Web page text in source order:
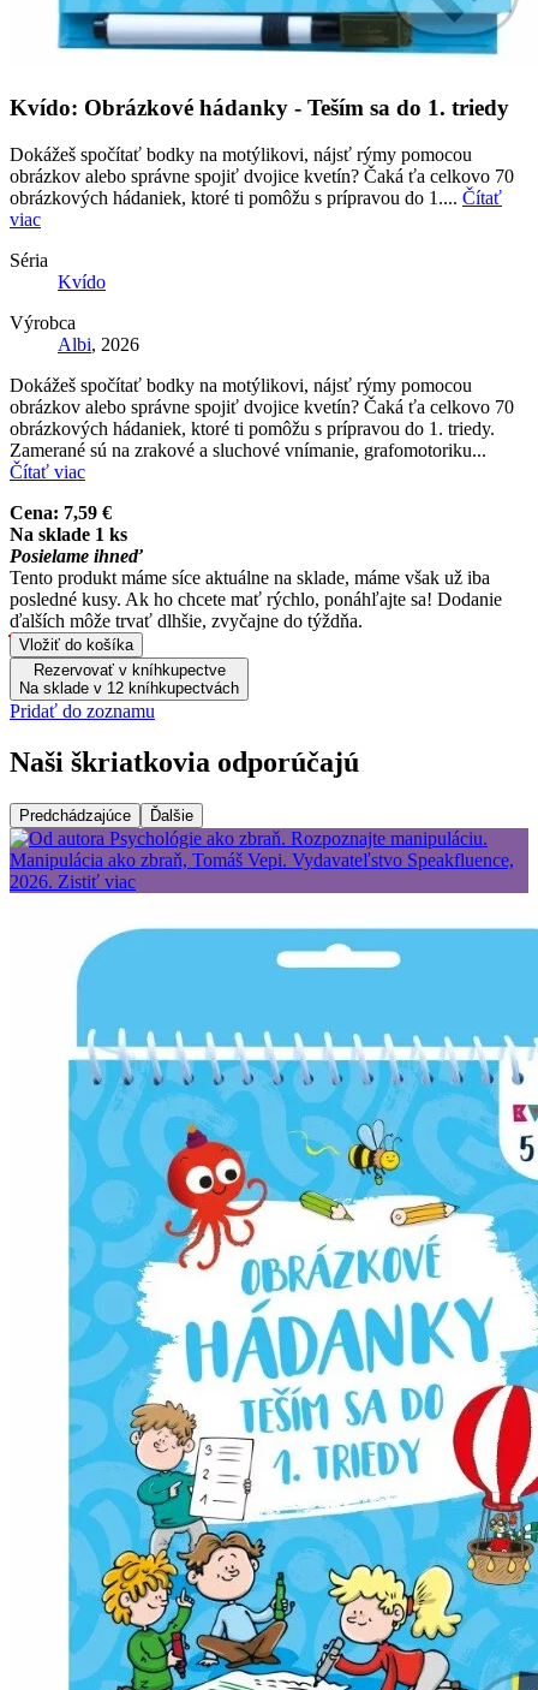
Kvído: Obrázkové hádanky - Teším sa do 1. triedy
Dokážeš spočítať bodky na motýlikovi, nájsť rýmy pomocou
obrázkov alebo správne spojiť dvojice kvetín? Čaká ťa celkovo 70
obrázkových hádaniek, ktoré ti pomôžu s prípravou do 1.... Čítať
viac
Séria
Kvído
Výrobca
Albi, 2026
Dokážeš spočítať bodky na motýlikovi, nájsť rýmy pomocou
obrázkov alebo správne spojiť dvojice kvetín? Čaká ťa celkovo 70
obrázkových hádaniek, ktoré ti pomôžu s prípravou do 1. triedy.
Zamerané sú na zrakové a sluchové vnímanie, grafomotoriku...
Čítať viac
Cena: 7,59 €
Na sklade 1 ks
Posielame ihneď
Tento produkt máme síce aktuálne na sklade, máme však už iba
posledné kusy. Ak ho chcete mať rýchlo, ponáhľajte sa! Dodanie
ďalších môže trvať dlhšie, zvyčajne do týždňa.
Vložiť do košíka
Rezervovať v kníhkupectve
Na sklade v 12 kníhkupectvách
Pridať do zoznamu
Naši škriatkovia odporúčajú
Predchádzajúce Ďalšie